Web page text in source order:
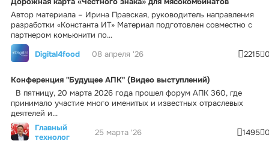
Автор материала – Ирина Правская, руководитель направления
разработки «Константа ИТ» Материал подготовлен совместно с
партнером комьюнити по...
Digital4food
08 апреля '26 2215
Конференция "Будущее АПК" (Видео выступлений)
В пятницу, 20 марта 2026 года прошел форум АПК 360, где
принимало участие много именитых и известных отраслевых
деятелей и...
Главный
технолог
25 марта '26 1495